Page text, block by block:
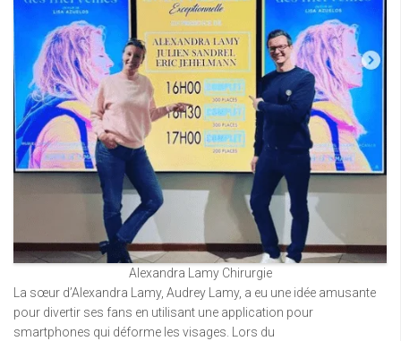
Alexandra Lamy Chirurgie
La sœur d’Alexandra Lamy, Audrey Lamy, a eu une idée amusante
pour divertir ses fans en utilisant une application pour
smartphones qui déforme les visages. Lors du